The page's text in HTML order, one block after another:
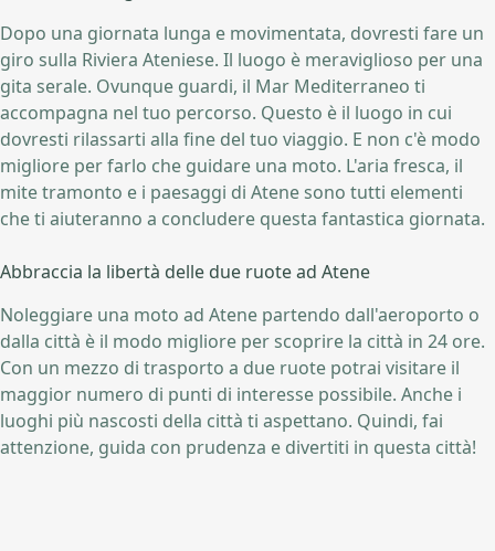
Dopo una giornata lunga e movimentata, dovresti fare un
giro sulla Riviera Ateniese. Il luogo è meraviglioso per una
gita serale. Ovunque guardi, il Mar Mediterraneo ti
accompagna nel tuo percorso. Questo è il luogo in cui
dovresti rilassarti alla fine del tuo viaggio. E non c'è modo
migliore per farlo che guidare una moto. L'aria fresca, il
mite tramonto e i paesaggi di Atene sono tutti elementi
che ti aiuteranno a concludere questa fantastica giornata.
Abbraccia la libertà delle due ruote ad Atene
Noleggiare una moto ad Atene partendo dall'aeroporto o
dalla città è il modo migliore per scoprire la città in 24 ore.
Con un mezzo di trasporto a due ruote potrai visitare il
maggior numero di punti di interesse possibile. Anche i
luoghi più nascosti della città ti aspettano. Quindi, fai
attenzione, guida con prudenza e divertiti in questa città!